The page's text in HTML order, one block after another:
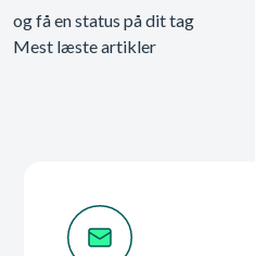
og få en status på dit tag
Mest læste artikler